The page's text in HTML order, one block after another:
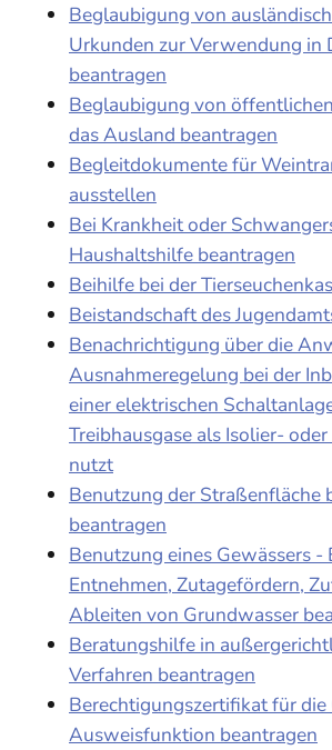
Beglaubigung von
Urkunden zur Verwendung in
beantragen
Beglaubigung von
das Ausland beantragen
Begleitdokumente für
ausstellen
Bei Krankheit oder
Haushaltshilfe beantragen
Beihilfe bei der
Beistandschaft des
Benachrichtigung über die
Ausnahmeregelung bei der
einer elektrischen
Treibhausgase als Isolier-
nutzt
Benutzung der Straßenfläche
beantragen
Benutzung eines Gewässers -
Entnehmen, Zutagefördern,
Ableiten von Grundwasser
Beratungshilfe in
Verfahren beantragen
Berechtigungszertifikat für
Ausweisfunktion beantragen